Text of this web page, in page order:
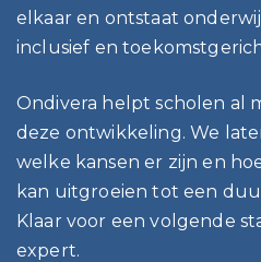
elkaar en ontstaat
inclusief en
Ondivera helpt scholen al
deze ontwikkeling. We
welke kansen er zijn en
kan uitgroeien tot een
Klaar voor een volgende
expert.